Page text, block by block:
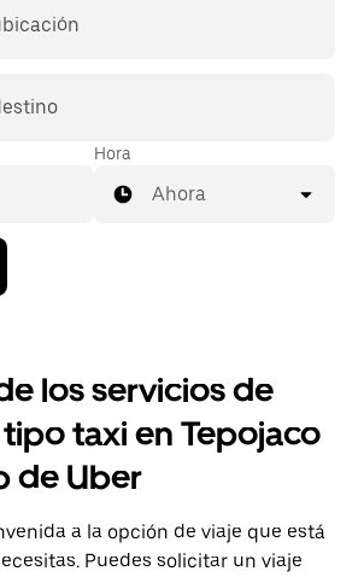
para cada viaje.
Hora
Ahora
los servicios de
taxi en Tepojaco
de Uber
a la opción de viaje que está
Puedes solicitar un viaje